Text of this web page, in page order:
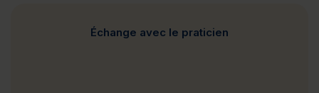
Échange avec le praticien